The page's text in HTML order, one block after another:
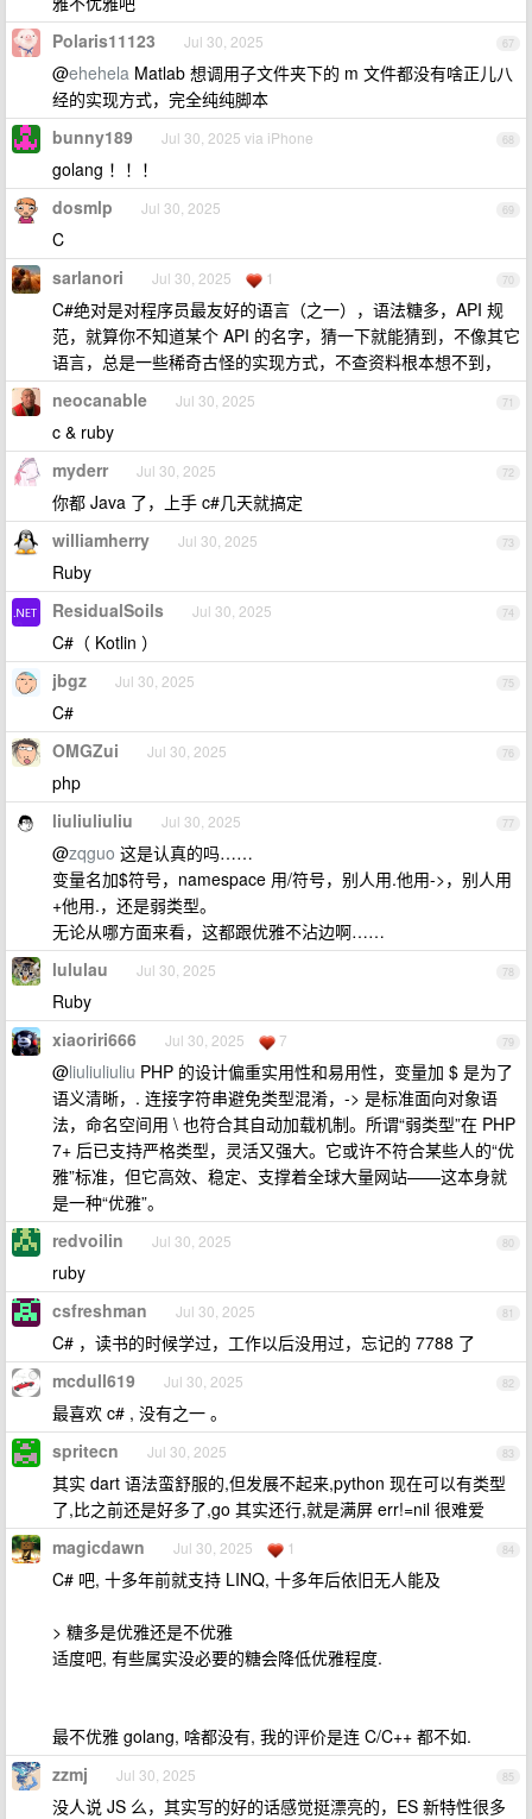
67
Polaris11123 Jul 30, 2025
@ehehela Matlab 想调用子文件夹下的 m 文件都没有啥正儿八
经的实现方式，完全纯纯脚本
68
bunny189 Jul 30, 2025 via iPhone
golang ！！！
69
dosmlp Jul 30, 2025
C
70
sarlanori Jul 30, 2025 1
C#绝对是对程序员最友好的语言（之一），语法糖多，API 规
范，就算你不知道某个 API 的名字，猜一下就能猜到，不像其它
语言，总是一些稀奇古怪的实现方式，不查资料根本想不到，
71
neocanable Jul 30, 2025
c & ruby
72
myderr Jul 30, 2025
你都 Java 了，上手 c#几天就搞定
73
williamherry Jul 30, 2025
Ruby
74
ResidualSoils Jul 30, 2025
C#（ Kotlin ）
75
jbgz Jul 30, 2025
C#
76
OMGZui Jul 30, 2025
php
77
liuliuliuliu Jul 30, 2025
@zqguo 这是认真的吗……
变量名加$符号，namespace 用/符号，别人用.他用->，别人用
+他用.，还是弱类型。
无论从哪方面来看，这都跟优雅不沾边啊……
78
lululau Jul 30, 2025
Ruby
79
xiaoriri666 Jul 30, 2025 7
@liuliuliuliu PHP 的设计偏重实用性和易用性，变量加 $ 是为了
语义清晰，. 连接字符串避免类型混淆，-> 是标准面向对象语
法，命名空间用 \ 也符合其自动加载机制。所谓“弱类型”在 PHP
7+ 后已支持严格类型，灵活又强大。它或许不符合某些人的“优
雅”标准，但它高效、稳定、支撑着全球大量网站——这本身就
是一种“优雅”。
80
redvoilin Jul 30, 2025
ruby
81
csfreshman Jul 30, 2025
C# ，读书的时候学过，工作以后没用过，忘记的 7788 了
82
mcdull619 Jul 30, 2025
最喜欢 c# , 没有之一 。
83
spritecn Jul 30, 2025
其实 dart 语法蛮舒服的,但发展不起来,python 现在可以有类型
了,比之前还是好多了,go 其实还行,就是满屏 err!=nil 很难爱
84
magicdawn Jul 30, 2025 1
C# 吧, 十多年前就支持 LINQ, 十多年后依旧无人能及
> 糖多是优雅还是不优雅
适度吧, 有些属实没必要的糖会降低优雅程度.
最不优雅 golang, 啥都没有, 我的评价是连 C/C++ 都不如.
85
zzmj Jul 30, 2025
没人说 JS 么，其实写的好的话感觉挺漂亮的，ES 新特性很多